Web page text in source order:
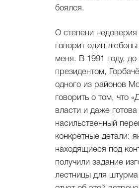
боялся.
О степени
говорит один
меня. В 1991 году,
президентом,
одного из районов
говорить о том, что
власти и даже
насильственный
конкретные детали:
находящиеся под
получили задание
лестницы для